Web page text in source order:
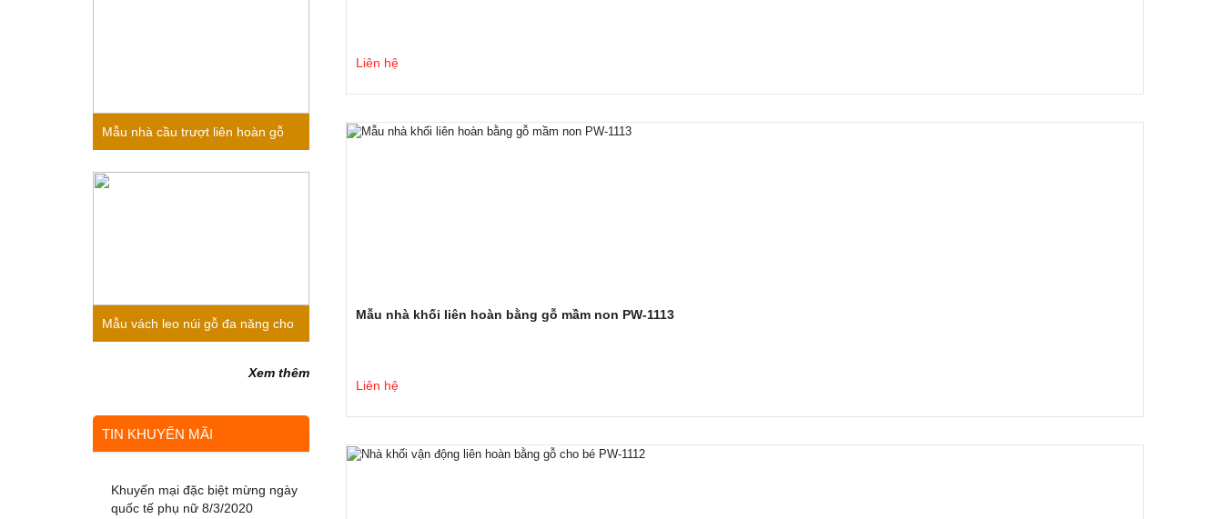
Liên hệ
Mẫu nhà khối liên hoàn bằng gỗ mầm non PW-1113
Liên hệ
Mẫu nhà cầu trượt liên hoàn gỗ
Mẫu vách leo núi gỗ đa năng cho
Xem thêm
TIN KHUYẾN MÃI
Khuyến mại đặc biệt mừng ngày
quốc tế phụ nữ 8/3/2020